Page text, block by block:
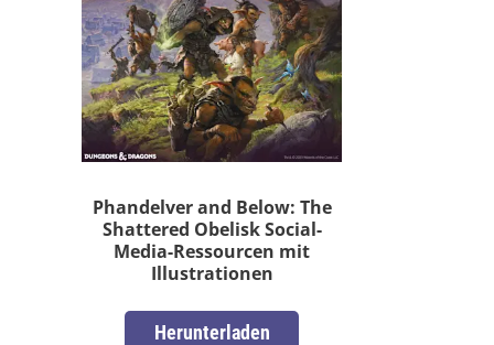
Phandelver and Below: The
Shattered Obelisk Social-
Media-Ressourcen mit
Illustrationen
Herunterladen